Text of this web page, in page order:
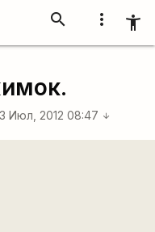
more_vert accessibility_new
search
3 Июл, 2012 08:47 arrow_downward